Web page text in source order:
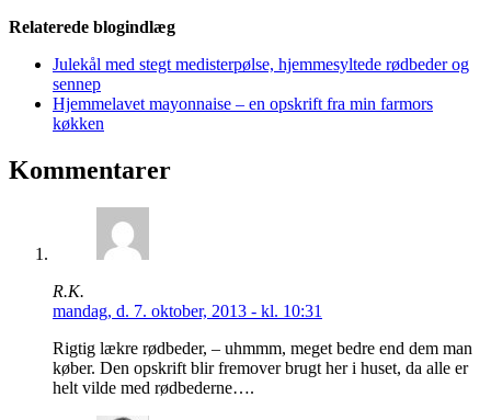
Relaterede blogindlæg
Julekål med stegt medisterpølse, hjemmesyltede rødbeder og
sennep
Hjemmelavet mayonnaise – en opskrift fra min farmors
køkken
Kommentarer
R.K.
mandag, d. 7. oktober, 2013 - kl. 10:31
Rigtig lækre rødbeder, – uhmmm, meget bedre end dem man
køber. Den opskrift blir fremover brugt her i huset, da alle er
helt vilde med rødbederne….